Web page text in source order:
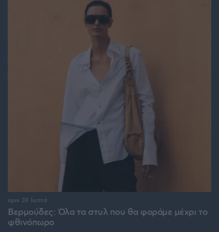
Βερμούδες: Όλα τα στυλ που θα φοράμε μέχρι το
φθινόπωρο
πριν 39 λεπτά